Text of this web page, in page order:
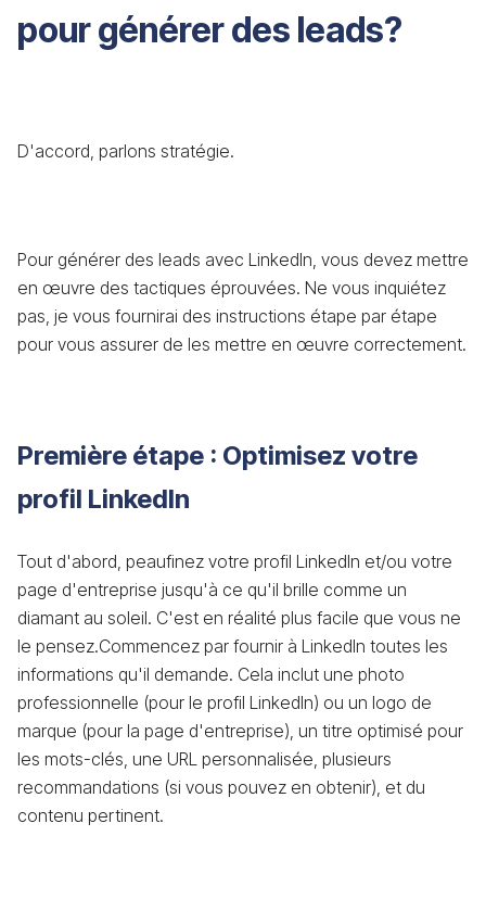
pour générer des leads?
D'accord, parlons stratégie.
Pour générer des leads avec LinkedIn, vous devez mettre
en œuvre des tactiques éprouvées. Ne vous inquiétez
pas, je vous fournirai des instructions étape par étape
pour vous assurer de les mettre en œuvre correctement.
Première étape : Optimisez votre
profil LinkedIn
Tout d'abord, peaufinez votre profil LinkedIn et/ou votre
page d'entreprise jusqu'à ce qu'il brille comme un
diamant au soleil. C'est en réalité plus facile que vous ne
le pensez.Commencez par fournir à LinkedIn toutes les
informations qu'il demande. Cela inclut une photo
professionnelle (pour le profil LinkedIn) ou un logo de
marque (pour la page d'entreprise), un titre optimisé pour
les mots-clés, une URL personnalisée, plusieurs
recommandations (si vous pouvez en obtenir), et du
contenu pertinent.